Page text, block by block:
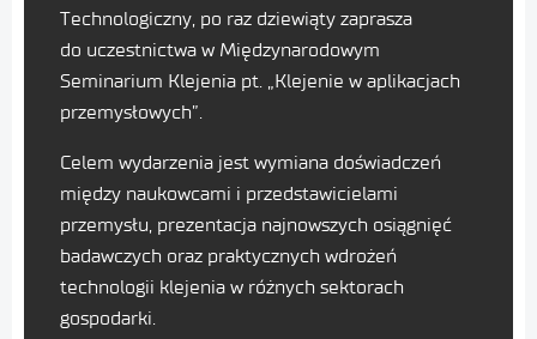
Technologiczny, po raz dziewiąty zaprasza
do uczestnictwa w Międzynarodowym
Seminarium Klejenia pt. „Klejenie w aplikacjach
przemysłowych”.
Celem wydarzenia jest wymiana doświadczeń
między naukowcami i przedstawicielami
przemysłu, prezentacja najnowszych osiągnięć
badawczych oraz praktycznych wdrożeń
technologii klejenia w różnych sektorach
gospodarki.